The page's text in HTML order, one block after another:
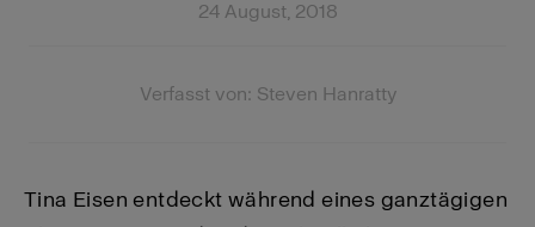
24 August, 2018
Verfasst von: Steven Hanratty
Tina Eisen entdeckt während eines ganztägigen